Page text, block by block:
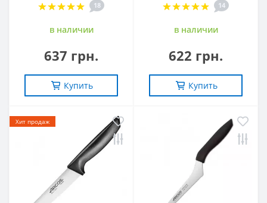
18
в наличии
637 грн.
Купить
14
в наличии
622 грн.
Купить
Хит продаж